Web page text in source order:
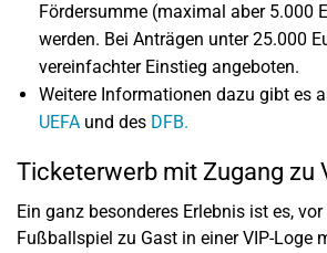
Fördersumme (maximal aber 5.000
werden. Bei Anträgen unter 25.000
vereinfachter Einstieg angeboten.
Weitere Informationen dazu gibt es
UEFA und des DFB.
Ticketerwerb mit Zugang zu
Ein ganz besonderes Erlebnis ist es,
Fußballspiel zu Gast in einer VIP-Loge